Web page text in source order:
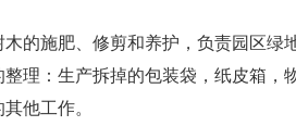
的施肥、修剪和养护，负责园区绿
理：生产拆掉的包装袋，纸皮箱，
他工作。